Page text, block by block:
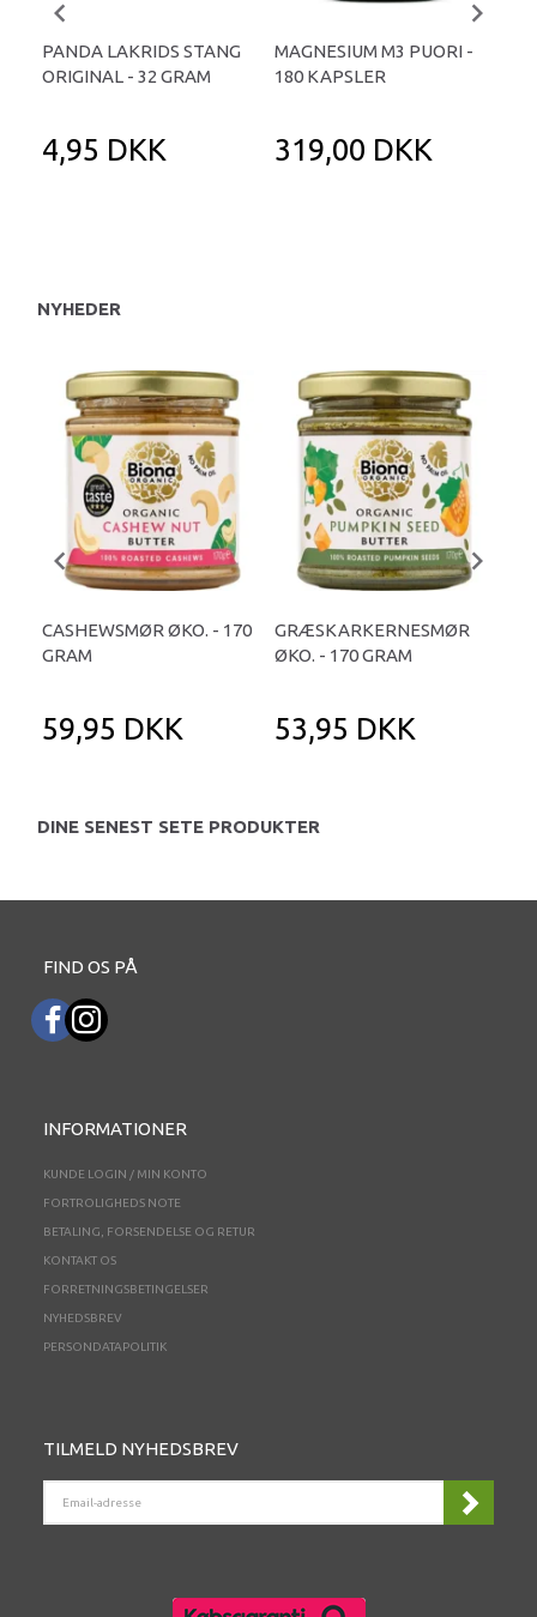
PANDA LAKRIDS STANG
ORIGINAL - 32 GRAM
4,95 DKK
MAGNESIUM M3 PUORI -
180 KAPSLER
319,00 DKK
NYHEDER
CASHEWSMØR ØKO. - 170
GRAM
59,95 DKK
GRÆSKARKERNESMØR
ØKO. - 170 GRAM
53,95 DKK
DINE SENEST SETE PRODUKTER
FIND OS PÅ
INFORMATIONER
KUNDE LOGIN / MIN KONTO
FORTROLIGHEDS NOTE
BETALING, FORSENDELSE OG RETUR
KONTAKT OS
FORRETNINGSBETINGELSER
NYHEDSBREV
PERSONDATAPOLITIK
TILMELD NYHEDSBREV
ADRESSE